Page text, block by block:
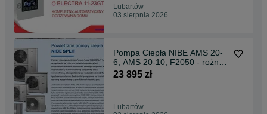
Lubartów
03 sierpnia 2026
Pompa Ciepła NIBE AMS 20-
6, AMS 20-10, F2050 - rożne
moce i modele
23 895 zł
Lubartów